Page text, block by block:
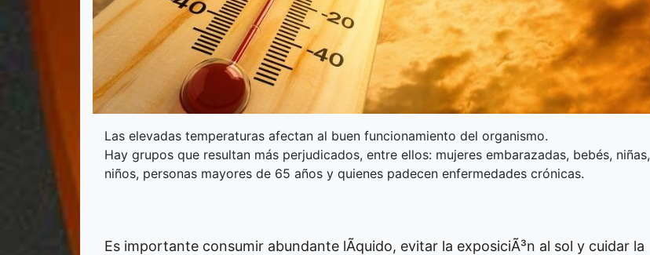
Las elevadas temperaturas afectan al buen funcionamiento del organismo.
Hay grupos que resultan más perjudicados, entre ellos: mujeres embarazadas, bebés, niñas,
niños, personas mayores de 65 años y quienes padecen enfermedades crónicas.
Es importante consumir abundante lÃ­quido, evitar la exposiciÃ³n al sol y cuidar la